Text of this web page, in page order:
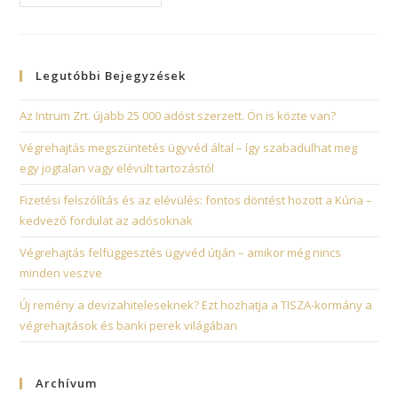
Legutóbbi Bejegyzések
Az Intrum Zrt. újabb 25 000 adóst szerzett. Ön is közte van?
Végrehajtás megszüntetés ügyvéd által – így szabadulhat meg
egy jogtalan vagy elévült tartozástól
Fizetési felszólítás és az elévülés: fontos döntést hozott a Kúria –
kedvező fordulat az adósoknak
Végrehajtás felfüggesztés ügyvéd útján – amikor még nincs
minden veszve
Új remény a devizahiteleseknek? Ezt hozhatja a TISZA-kormány a
végrehajtások és banki perek világában
Archívum